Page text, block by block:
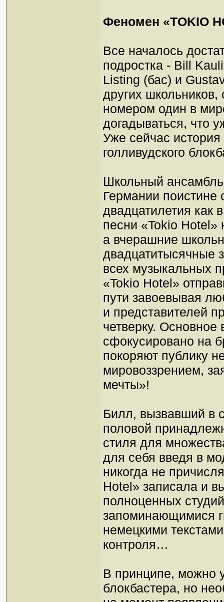
Феномен «TOKIO
Все началось
подростка - Bill
Listing (бас) и
других школьников,
номером один в
догадываться, что
Уже сейчас
голливудского
Школьный ансамбль
Германии
двадцатилетия как
песни «Tokio
а вчерашние
двадцатитысячные
всех музыкальных
«Tokio Hotel»
пути завоевывая
и представителей
четверку.
сфокусировано на
покоряют публику
мировоззрением,
мечты»!
Билл, вызвавший в
половой
стиля для
для себя введя в
никогда не
Hotel» записала и
полноценных
запоминающимися
немецкими
контроля…
В принципе, можно
блокбастера, но